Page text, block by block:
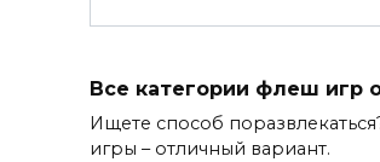
Все категории флеш игр
Ищете способ
игры – отличный вариант.